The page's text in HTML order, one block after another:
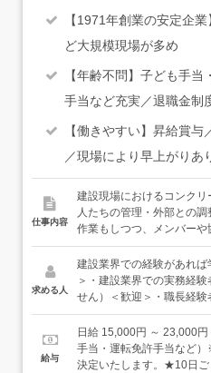
【1971年創業の安定企
ど大規模現場が多め
【年齢不問】子ども手
手当など充実／退職金制
【働きやすい】昇給賞
／現場により早上がりあ
仕事内容
建設現場におけるコンク
人たちの管理・外部との
作業もしつつ、メンバーや
ます。＜具体的には…＞・
ち合わせ・翌日の人員配
指示出し、安全管理、進
況に合わせて）＜入社後
職人のチームで動くこと
ださい。★現場は千葉県内
県などもあります。（遠
求める人
建設業界での経験があれ
＞・建設業界での実務経
せん）＜歓迎＞・職長経験
に準ずる経験がある方・1
をお持ちの方★他工種の職
ど、労務管理・人数配置・
は、大いに活かせます。★
給与
日給 15,000円 ～ 23,000
手当・運転免許手当など
決定いたします。★10日ご